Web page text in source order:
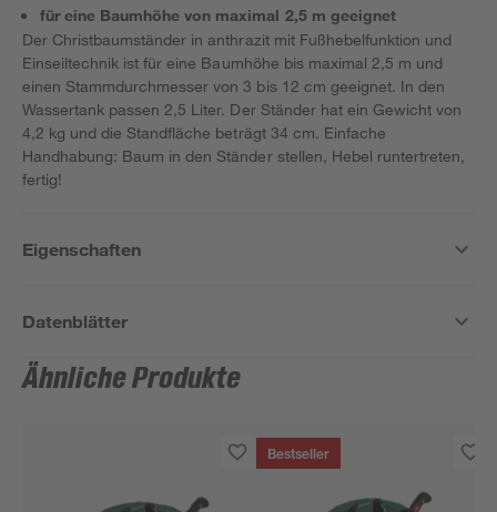
für eine Baumhöhe von maximal 2,5 m geeignet
Der Christbaumständer in anthrazit mit Fußhebelfunktion und
Einseiltechnik ist für eine Baumhöhe bis maximal 2,5 m und
einen Stammdurchmesser von 3 bis 12 cm geeignet. In den
Wassertank passen 2,5 Liter. Der Ständer hat ein Gewicht von
4,2 kg und die Standfläche beträgt 34 cm. Einfache
Handhabung: Baum in den Ständer stellen, Hebel runtertreten,
fertig!
Eigenschaften
Datenblätter
Ähnliche Produkte
Bestseller